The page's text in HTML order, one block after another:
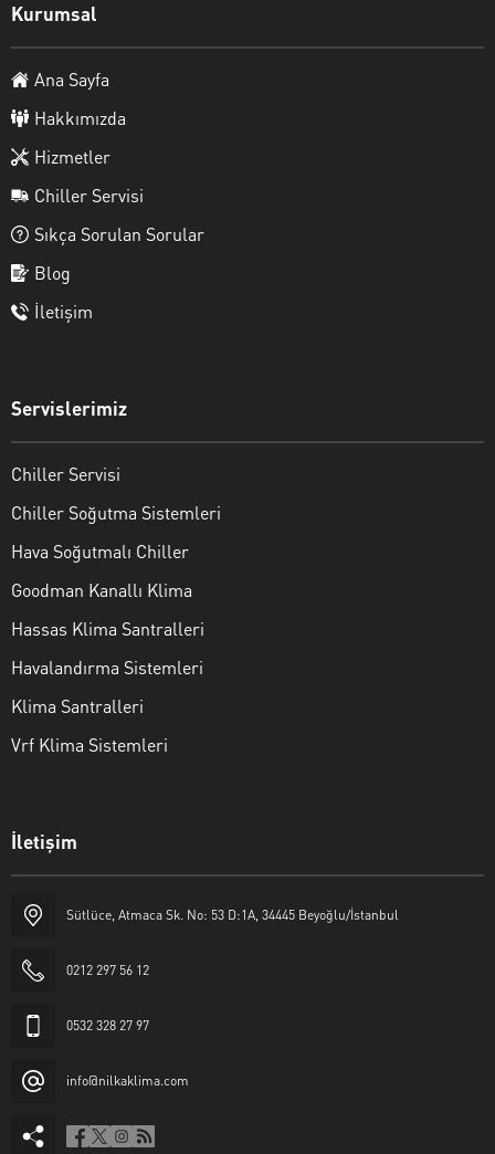
Kurumsal
Ana Sayfa
Hakkımızda
Hizmetler
Chiller Servisi
Sıkça Sorulan Sorular
Blog
İletişim
Servislerimiz
Chiller Servisi
Chiller Soğutma Sistemleri
Hava Soğutmalı Chiller
Goodman Kanallı Klima
Hassas Klima Santralleri
Havalandırma Sistemleri
Klima Santralleri
Vrf Klima Sistemleri
İletişim
Sütlüce, Atmaca Sk. No: 53 D:1A, 34445 Beyoğlu/İstanbul
0212 297 56 12
0532 328 27 97
info@nilkaklima.com
Nilka Klima